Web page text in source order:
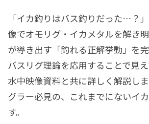
「イカ釣りはバス釣りだった…？
像でオモリグ・イカメタルを解き
が導き出す「釣れる正解挙動」を完
バスリグ理論を応用することで見
水中映像資料と共に詳しく解説し
グラー必見の、これまでにないイ
す。